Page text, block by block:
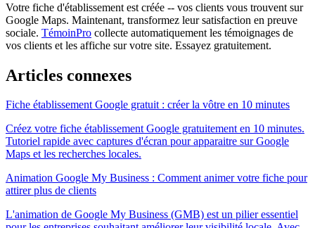
Votre fiche d'établissement est créée -- vos clients vous trouvent sur
Google Maps. Maintenant, transformez leur satisfaction en preuve
sociale. TémoinPro collecte automatiquement les témoignages de
vos clients et les affiche sur votre site. Essayez gratuitement.
Articles connexes
Fiche établissement Google gratuit : créer la vôtre en 10 minutes
Créez votre fiche établissement Google gratuitement en 10 minutes.
Tutoriel rapide avec captures d'écran pour apparaitre sur Google
Maps et les recherches locales.
Animation Google My Business : Comment animer votre fiche pour
attirer plus de clients
L'animation de Google My Business (GMB) est un pilier essentiel